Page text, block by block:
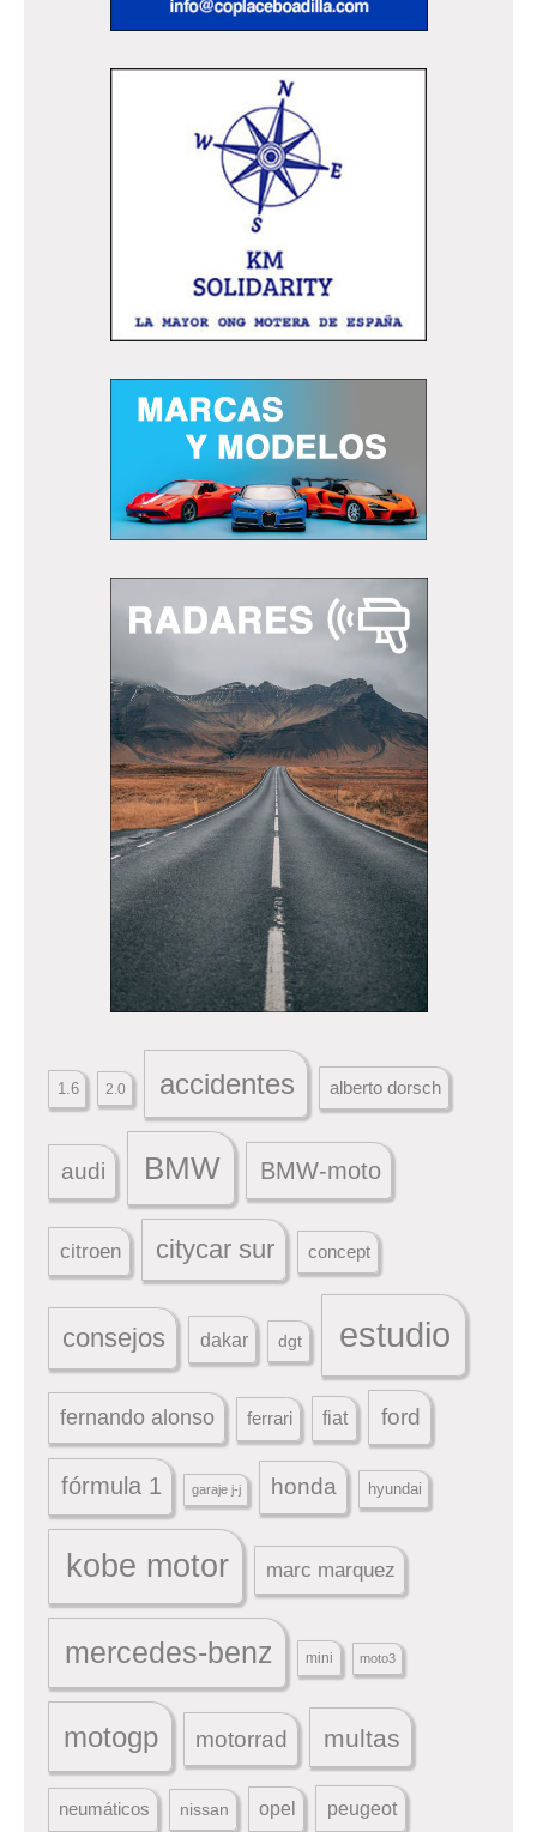
1.6 2.0 accidentes alberto dorsch
audi BMW BMW-moto
citroen citycar sur concept
consejos dakar dgt estudio
fernando alonso ferrari fiat ford
fórmula 1 garaje j-j honda hyundai
kobe motor marc marquez
mercedes-benz mini moto3
motogp motorrad multas
neumáticos nissan opel peugeot